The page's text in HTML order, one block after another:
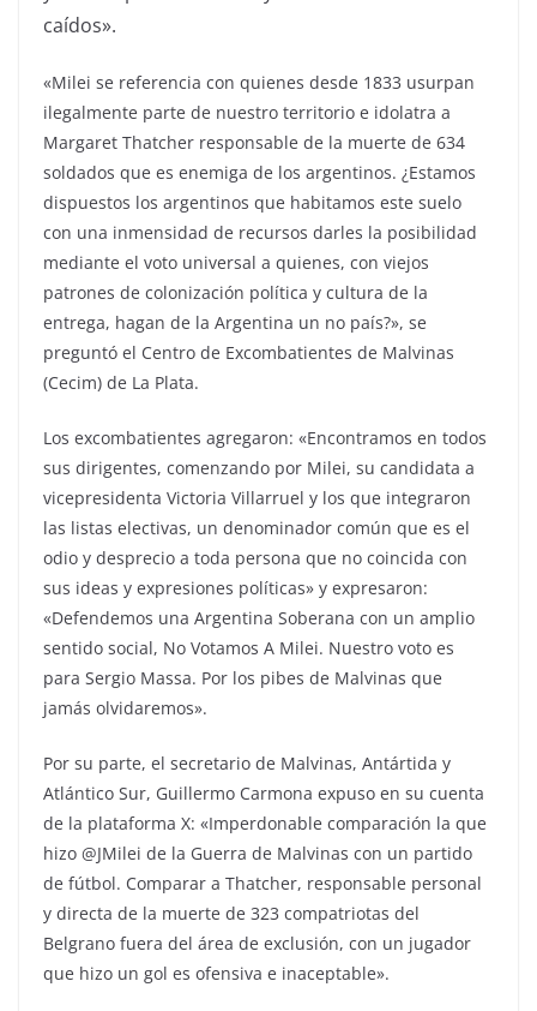
caídos».
«Milei se referencia con quienes desde 1833 usurpan
ilegalmente parte de nuestro territorio e idolatra a
Margaret Thatcher responsable de la muerte de 634
soldados que es enemiga de los argentinos. ¿Estamos
dispuestos los argentinos que habitamos este suelo
con una inmensidad de recursos darles la posibilidad
mediante el voto universal a quienes, con viejos
patrones de colonización política y cultura de la
entrega, hagan de la Argentina un no país?», se
preguntó el Centro de Excombatientes de Malvinas
(Cecim) de La Plata.
Los excombatientes agregaron: «Encontramos en todos
sus dirigentes, comenzando por Milei, su candidata a
vicepresidenta Victoria Villarruel y los que integraron
las listas electivas, un denominador común que es el
odio y desprecio a toda persona que no coincida con
sus ideas y expresiones políticas» y expresaron:
«Defendemos una Argentina Soberana con un amplio
sentido social, No Votamos A Milei. Nuestro voto es
para Sergio Massa. Por los pibes de Malvinas que
jamás olvidaremos».
Por su parte, el secretario de Malvinas, Antártida y
Atlántico Sur, Guillermo Carmona expuso en su cuenta
de la plataforma X: «Imperdonable comparación la que
hizo @JMilei de la Guerra de Malvinas con un partido
de fútbol. Comparar a Thatcher, responsable personal
y directa de la muerte de 323 compatriotas del
Belgrano fuera del área de exclusión, con un jugador
que hizo un gol es ofensiva e inaceptable».